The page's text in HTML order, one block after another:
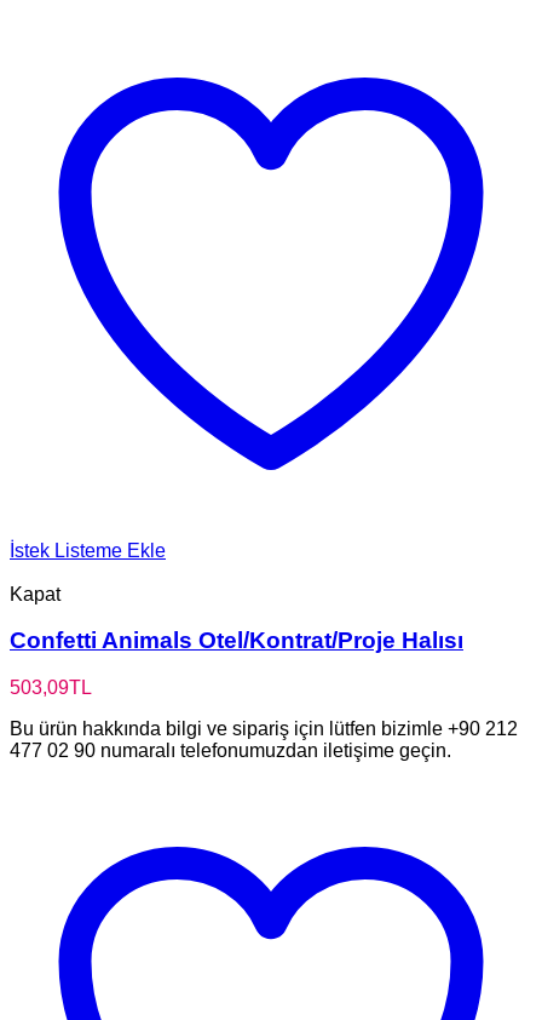
İstek Listeme Ekle
Kapat
Confetti Animals Otel/Kontrat/Proje Halısı
503,09TL
Bu ürün hakkında bilgi ve sipariş için lütfen bizimle +90 212
477 02 90 numaralı telefonumuzdan iletişime geçin.